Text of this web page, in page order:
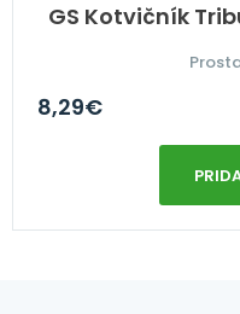
GS Kotvičník
8,29€